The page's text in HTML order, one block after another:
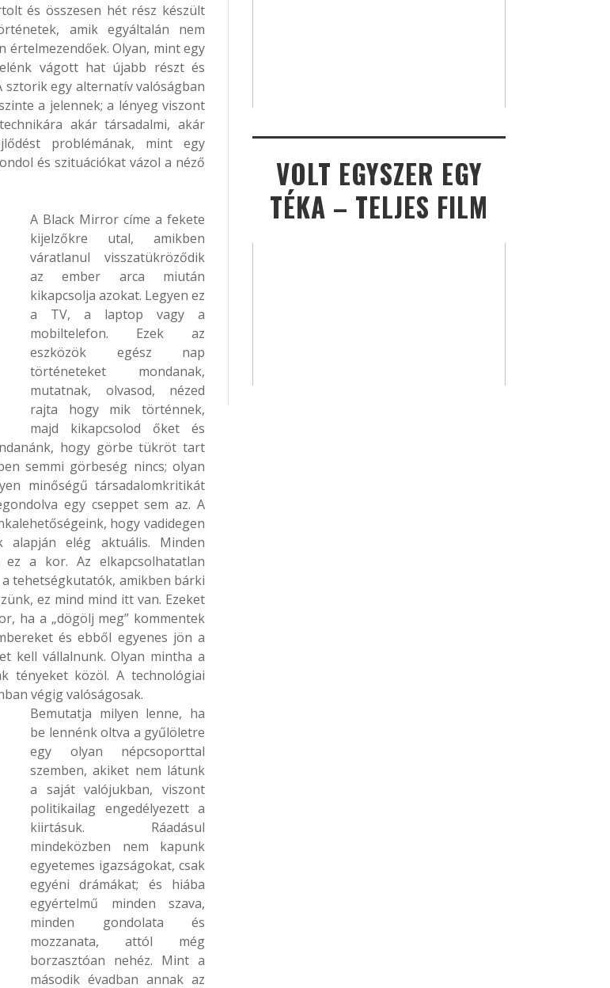
és összesen hét rész készült
amik egyáltalán nem
értelmezendőek. Olyan, mint egy
vágott hat újabb részt és
sztorik egy alternatív valóságban
a jelennek; a lényeg viszont
akár társadalmi, akár
problémának, mint egy
és szituációkat vázol a néző
A Black Mirror címe a fekete
kijelzőkre utal, amikben
váratlanul visszatükröződik
az ember arca miután
kikapcsolja azokat. Legyen ez
a TV, a laptop vagy a
mobiltelefon. Ezek az
eszközök egész nap
történeteket mondanak,
mutatnak, olvasod, nézed
rajta hogy mik történnek,
majd kikapcsolod őket és
hogy görbe tükröt tart
semmi görbeség nincs; olyan
minőségű társadalomkritikát
egy cseppet sem az. A
hogy vadidegen
elég aktuális. Minden
a kor. Az elkapcsolhatatlan
tehetségkutatók, amikben bárki
ez mind mind itt van. Ezeket
ha a „dögölj meg” kommentek
és ebből egyenes jön a
kell vállalnunk. Olyan mintha a
tényeket közöl. A technológiai
végig valóságosak.
Bemutatja milyen lenne, ha
be lennénk oltva a gyűlöletre
egy olyan népcsoporttal
szemben, akiket nem látunk
a saját valójukban, viszont
politikailag engedélyezett a
kiirtásuk. Ráadásul
mindeközben nem kapunk
egyetemes igazságokat, csak
egyéni drámákat; és hiába
egyértelmű minden szava,
minden gondolata és
mozzanata, attól még
borzasztóan nehéz. Mint a
második évadban annak az
VOLT EGYSZER EGY
TÉKA – TELJES FILM